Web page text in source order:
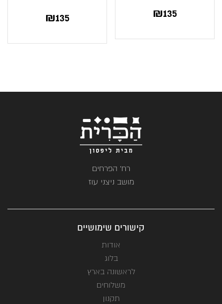
₪135
₪135
רח' הפרחים
מושב ניצני עוז
קישורים שימושיים
אודות
בלוג
לראשונה בארץ
משלוחים
תקנון